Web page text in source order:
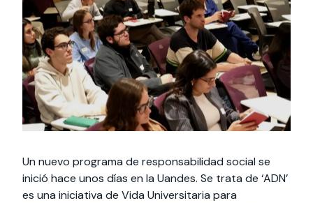
cursos
Especialidades y
estadías
Te puede
interesar:
International
students
Facultades
interesar:
2025
vinculación con la
sociedad
Extensión Cultural
Te puede interesar:Filantropía y Donaciones
intercambio
Servicios y apoyos
Te puede
interesar:
Explora el campus
Uandes
Noticias
estudiantiles
Un nuevo programa de responsabilidad social se
inició hace unos días en la Uandes. Se trata de ‘ADN’
es una iniciativa de Vida Universitaria para